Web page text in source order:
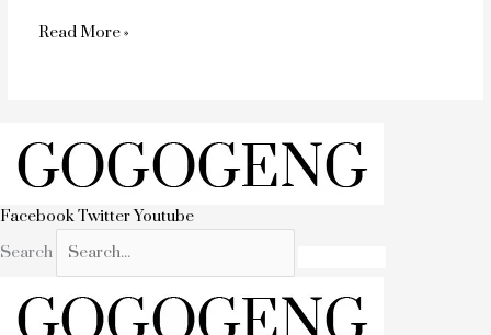
Read More »
FacebookTwitterYoutube
Search